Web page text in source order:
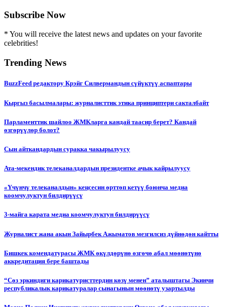
Subscribe Now
* You will receive the latest news and updates on your favorite
celebrities!
Trending News
BuzzFeed редактору Крэйг Силвермандын сүйүктүү аспаптары
Кыргыз басылмалары: журналисттик этика принциптери сакталбайт
Парламенттик шайлоо ЖМКларга кандай таасир берет? Кандай
өзгөрүүлөр болот?
Сын айткандардын суракка чакырылуусу
Ата-мекендик телеканалдардын президентке ачык кайрылуусу
«Үчүнчү телеканалдын» кеңсесин өрттөп кетүү боюнча медиа
коомчулуктун билдирүүсү
3-майга карата медиа коомчулуктун билдирүүсү
Журналист жана акын Зайырбек Ажыматов мезгилсиз дүйнөдөн кайтты
Бишкек комендатурасы ЖМК өкүлдөрүнө өзгөчө абал мөөнөтүнө
аккредитация бере баштады
“Сөз эркиндиги карикатуристтердин көзү менен” аталыштагы Экинчи
республикалык карикатуралар сынагынын мөөнөтү узартылды